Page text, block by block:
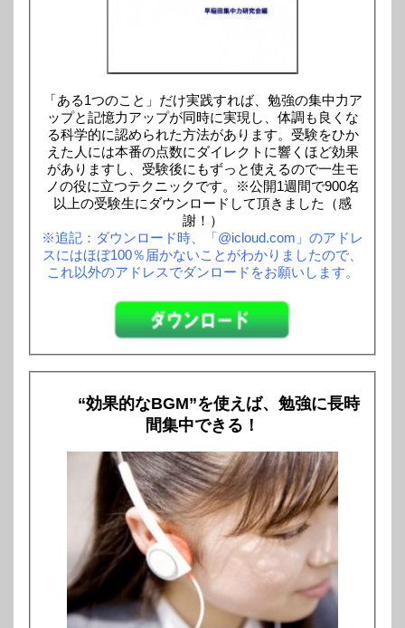
「ある1つのこと」だけ実践すれば、勉強の集中力ア
ップと記憶力アップが同時に実現し、体調も良くな
る科学的に認められた方法があります。受験をひか
えた人には本番の点数にダイレクトに響くほど効果
がありますし、受験後にもずっと使えるので一生モ
ノの役に立つテクニックです。※公開1週間で900名
以上の受験生にダウンロードして頂きました（感
謝！）
※追記：ダウンロード時、「@icloud.com」のアドレ
スにはほぼ100％届かないことがわかりましたので、
これ以外のアドレスでダンロードをお願いします。
“効果的なBGM”を使えば、勉強に長時
間集中できる！